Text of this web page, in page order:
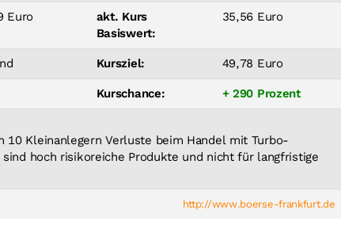
Euro
akt. Kurs
Basiswert:
35,56 Euro
Kursziel: 49,78 Euro
Kurschance: + 290 Prozent
10 Kleinanlegern Verluste beim Handel mit Turbo-
hoch risikoreiche Produkte und nicht für langfristige
http://www.boerse-frankfurt.de